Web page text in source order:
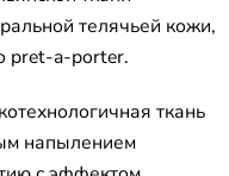
телячьей кожи,
pret-a-porter.
ткань
напылением